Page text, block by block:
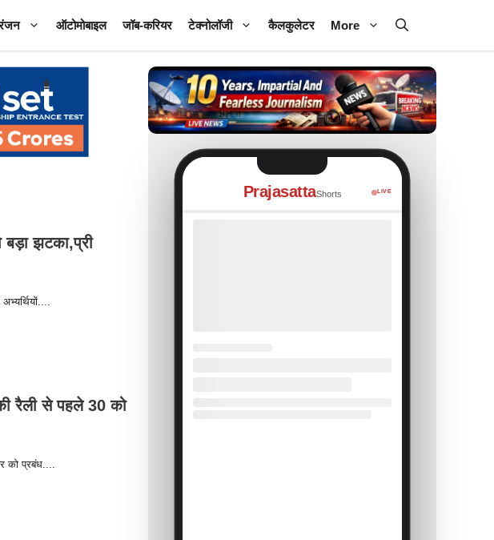
ऑटोमोबाइल जॉब-करियर टेक्नोलॉजी कैलकुलेटर More
बड़ा झटका,प्री
रैली से पहले 30 को
को प्रबंध....
PrajasattaShorts LIVE